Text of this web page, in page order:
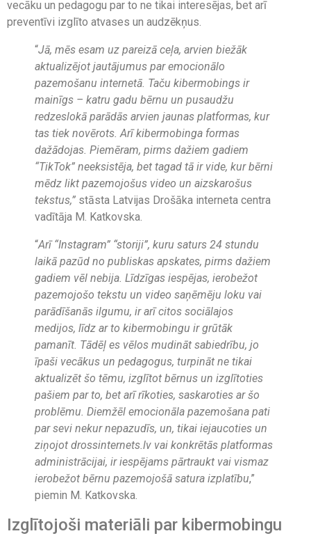
vecāku un pedagogu par to ne tikai interesējas, bet arī
preventīvi izglīto atvases un audzēkņus.
“Jā, mēs esam uz pareizā ceļa, arvien biežāk
aktualizējot jautājumus par emocionālo
pazemošanu internetā. Taču kibermobings ir
mainīgs – katru gadu bērnu un pusaudžu
redzeslokā parādās arvien jaunas platformas, kur
tas tiek novērots. Arī kibermobinga formas
dažādojas. Piemēram, pirms dažiem gadiem
“TikTok” neeksistēja, bet tagad tā ir vide, kur bērni
mēdz likt pazemojošus video un aizskarošus
tekstus,” stāsta Latvijas Drošāka interneta centra
vadītāja M. Katkovska.
“Arī “Instagram” “storiji”, kuru saturs 24 stundu
laikā pazūd no publiskas apskates, pirms dažiem
gadiem vēl nebija. Līdzīgas iespējas, ierobežot
pazemojošo tekstu un video saņēmēju loku vai
parādīšanās ilgumu, ir arī citos sociālajos
medijos, līdz ar to kibermobingu ir grūtāk
pamanīt. Tādēļ es vēlos mudināt sabiedrību, jo
īpaši vecākus un pedagogus, turpināt ne tikai
aktualizēt šo tēmu, izglītot bērnus un izglītoties
pašiem par to, bet arī rīkoties, saskaroties ar šo
problēmu. Diemžēl emocionāla pazemošana pati
par sevi nekur nepazudīs, un, tikai iejaucoties un
ziņojot drossinternets.lv vai konkrētās platformas
administrācijai, ir iespējams pārtraukt vai vismaz
ierobežot bērnu pazemojošā satura izplatību,”
piemin M. Katkovska.
Izglītojoši materiāli par kibermobingu